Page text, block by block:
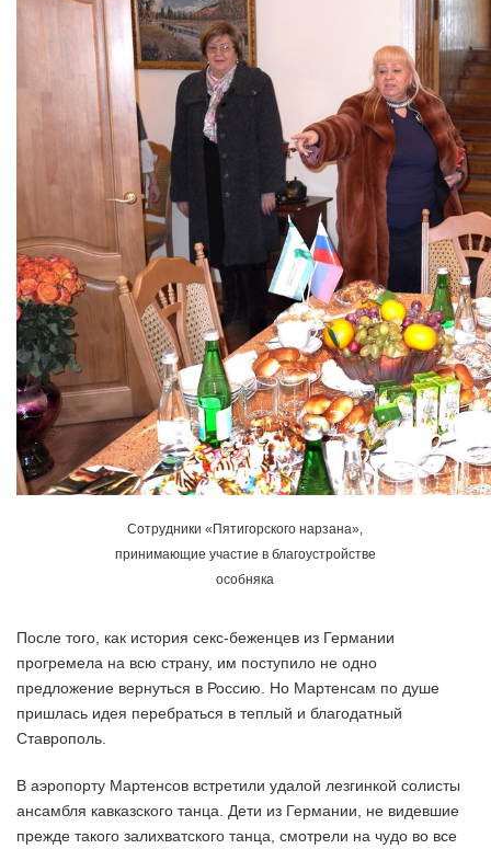
Сотрудники «Пятигорского нарзана»,
принимающие участие в благоустройстве
особняка
После того, как история секс-беженцев из Германии
прогремела на всю страну, им поступило не одно
предложение вернуться в Россию. Но Мартенсам по душе
пришлась идея перебраться в теплый и благодатный
Ставрополь.
В аэропорту Мартенсов встретили удалой лезгинкой солисты
ансамбля кавказского танца. Дети из Германии, не видевшие
прежде такого залихватского танца, смотрели на чудо во все